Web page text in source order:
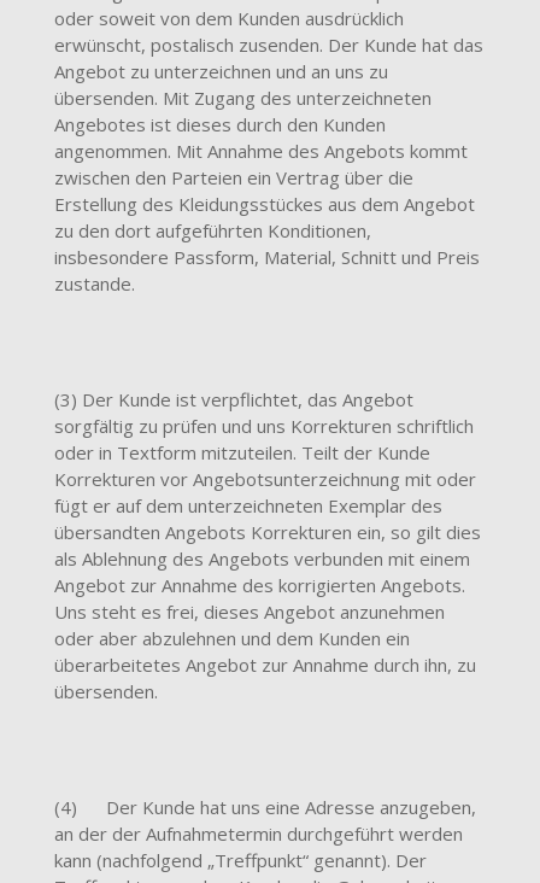
oder soweit von dem Kunden ausdrücklich
erwünscht, postalisch zusenden. Der Kunde hat das
Angebot zu unterzeichnen und an uns zu
übersenden. Mit Zugang des unterzeichneten
Angebotes ist dieses durch den Kunden
angenommen. Mit Annahme des Angebots kommt
zwischen den Parteien ein Vertrag über die
Erstellung des Kleidungsstückes aus dem Angebot
zu den dort aufgeführten Konditionen,
insbesondere Passform, Material, Schnitt und Preis
zustande.
(3) Der Kunde ist verpflichtet, das Angebot
sorgfältig zu prüfen und uns Korrekturen schriftlich
oder in Textform mitzuteilen. Teilt der Kunde
Korrekturen vor Angebotsunterzeichnung mit oder
fügt er auf dem unterzeichneten Exemplar des
übersandten Angebots Korrekturen ein, so gilt dies
als Ablehnung des Angebots verbunden mit einem
Angebot zur Annahme des korrigierten Angebots.
Uns steht es frei, dieses Angebot anzunehmen
oder aber abzulehnen und dem Kunden ein
überarbeitetes Angebot zur Annahme durch ihn, zu
übersenden.
(4) Der Kunde hat uns eine Adresse anzugeben,
an der der Aufnahmetermin durchgeführt werden
kann (nachfolgend „Treffpunkt“ genannt). Der